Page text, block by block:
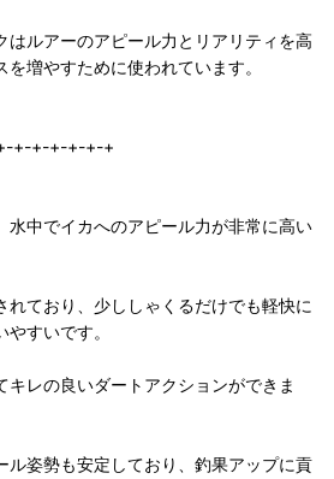
はルアーのアピール力とリアリティを高
増やすために使われています。
+-+-+-+-+-+
水中でイカへのアピール力が非常に高い
れており、少ししゃくるだけでも軽快に
すいです。
キレの良いダートアクションができま
ル姿勢も安定しており、釣果アップに貢